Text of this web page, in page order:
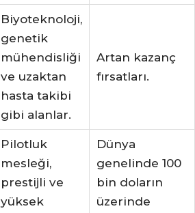
Biyoteknoloji,
genetik
mühendisliği
ve uzaktan
hasta takibi
gibi alanlar.
Artan kazanç
fırsatları.
Pilotluk
mesleği,
prestijli ve
yüksek
Dünya
genelinde 100
bin doların
üzerinde